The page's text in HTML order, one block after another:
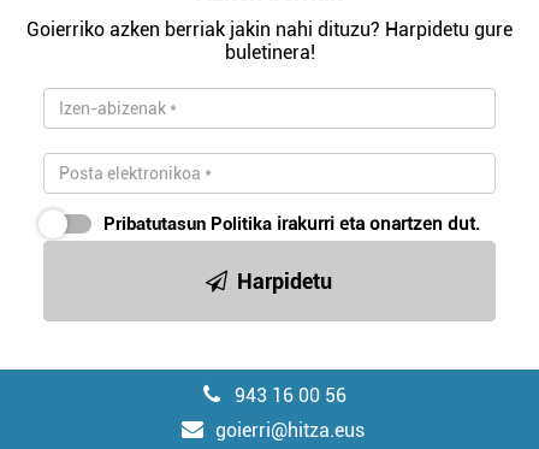
Goierriko azken berriak jakin nahi dituzu? Harpidetu gure
buletinera!
Pribatutasun Politika irakurri eta onartzen dut.
Harpidetu
943 16 00 56
goierri@hitza.eus